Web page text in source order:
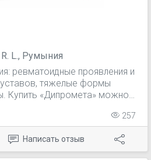
R. L., Румыния
ревматоидные проявления и
тяжелые формы
Купить «Дипромета» можно
у этого лекарства
противопоказаний и
назначать его должен
имеет отличный
257
Написать отзыв